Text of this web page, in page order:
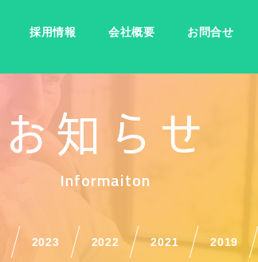
採用情報 会社概要 お問合せ
Informaiton
2023 2022 2021 2019